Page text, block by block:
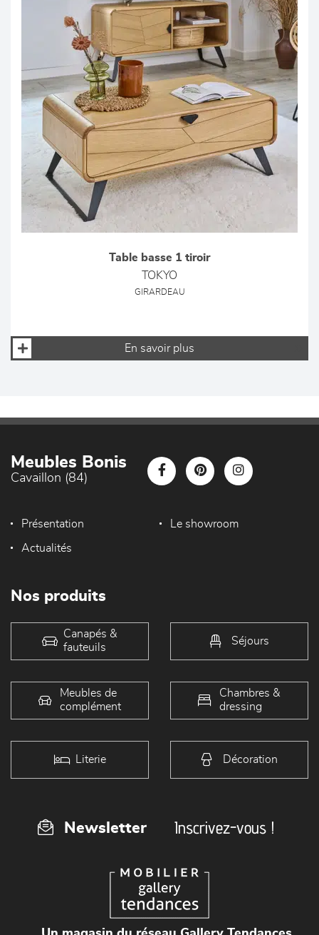
Table basse 1 tiroir
TOKYO
GIRARDEAU
En savoir plus
Meubles Bonis
Cavaillon (84)
Présentation Le showroom
Actualités
Nos produits
Canapés &
fauteuils
Séjours
Meubles de
complément
Chambres &
dressing
Literie Décoration
Newsletter Inscrivez-vous !